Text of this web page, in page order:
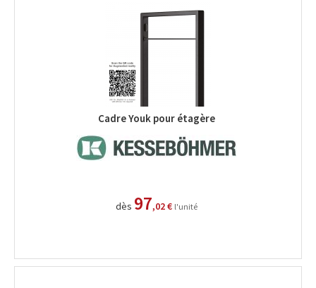
Cadre Youk pour étagère
dès 97,02 € l'unité